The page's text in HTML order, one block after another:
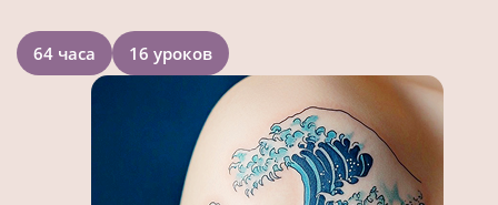
64 часа 16 уроков